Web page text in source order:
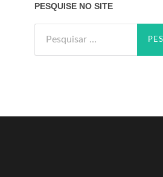
PESQUISE NO SITE
por: